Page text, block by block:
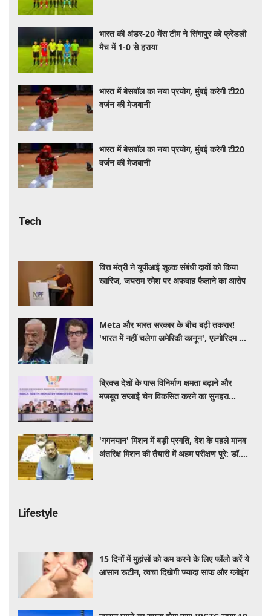
भारत की अंडर-20 मेंस टीम ने सिंगापुर को फ्रेंडली
मैच में 1-0 से हराया
भारत में बेसबॉल का नया प्रयोग, मुंबई करेगी टी20
वर्जन की मेजबानी
भारत में बेसबॉल का नया प्रयोग, मुंबई करेगी टी20
वर्जन की मेजबानी
Tech
वित्त मंत्री ने यूपीआई शुल्क संबंधी दावों को किया
खारिज, जयराम रमेश पर अफवाह फैलाने का आरोप
Meta और भारत सरकार के बीच बढ़ी तकरार!
'भारत में नहीं चलेगा अमेरिकी कानून', एल्गोरिदम को
ब्रिक्स देशों के पास विनिर्माण क्षमता बढ़ाने और
मजबूत सप्लाई चेन विकसित करने का सुनहरा
'गगनयान' मिशन में बड़ी प्रगति, देश के पहले मानव
अंतरिक्ष मिशन की तैयारी में अहम परीक्षण पूरे: डॉ.
Lifestyle
15 दिनों में मुहांसों को कम करने के लिए फॉलो करें ये
आसान रूटीन, त्वचा दिखेगी ज्यादा साफ और ग्लोइंग